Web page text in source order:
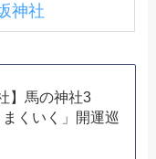
神社
】馬の神社3
くいく」開運巡